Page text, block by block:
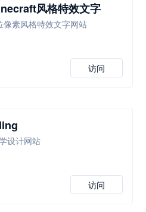
风格特效文字
像素风格特效文字网站
访问
设计网站
访问